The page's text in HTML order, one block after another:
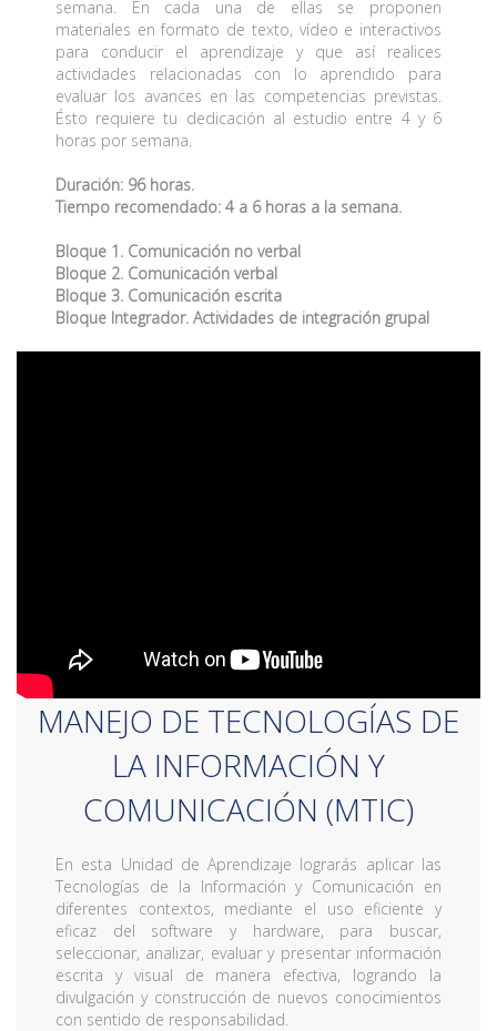
semana. En cada una de ellas se proponen
materiales en formato de texto, vídeo e interactivos
para conducir el aprendizaje y que así realices
actividades relacionadas con lo aprendido para
evaluar los avances en las competencias previstas.
Ésto requiere tu dedicación al estudio entre 4 y 6
horas por semana.
Duración: 96 horas.
Tiempo recomendado: 4 a 6 horas a la semana.
Bloque 1. Comunicación no verbal
Bloque 2. Comunicación verbal
Bloque 3. Comunicación escrita
Bloque Integrador. Actividades de integración grupal
MANEJO DE TECNOLOGÍAS DE
LA INFORMACIÓN Y
COMUNICACIÓN (MTIC)
En esta Unidad de Aprendizaje lograrás aplicar las
Tecnologías de la Información y Comunicación en
diferentes contextos, mediante el uso eficiente y
eficaz del software y hardware, para buscar,
seleccionar, analizar, evaluar y presentar información
escrita y visual de manera efectiva, logrando la
divulgación y construcción de nuevos conocimientos
con sentido de responsabilidad.